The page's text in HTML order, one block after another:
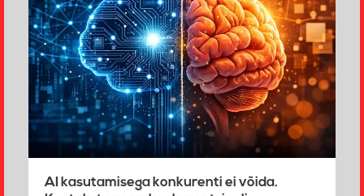
AI kasutamisega konkurenti ei võida.